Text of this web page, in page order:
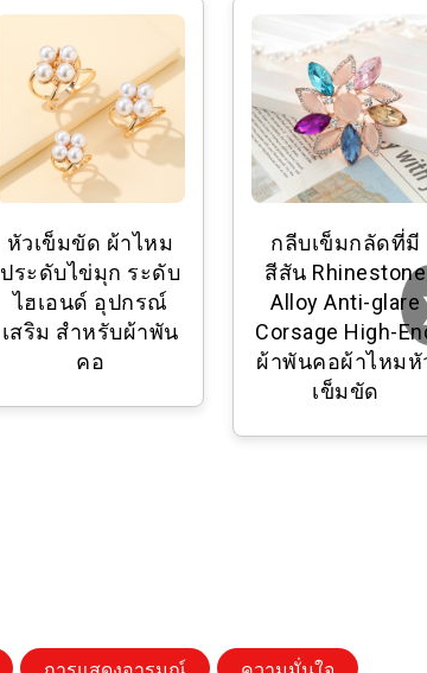
หัวเข็มขัด ผ้าไหม
ประดับไข่มุก ระดับ
ไฮเอนด์ อุปกรณ์
เสริม สําหรับผ้าพัน
คอ
กลีบเข็มกลัดที่มี
สีสัน Rhinestone
Alloy Anti-glare
Corsage High-
ผ้าพันคอผ้าไหมหั
เข็มขัด